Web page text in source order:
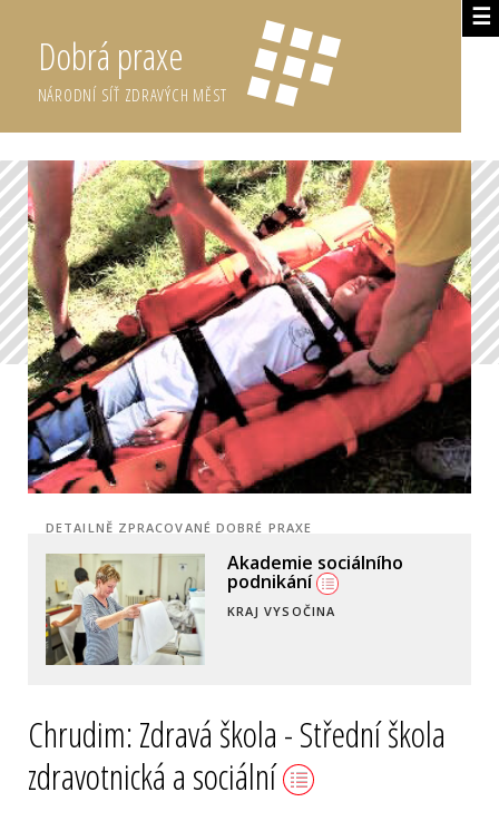
☰
Dobrá praxe
NÁRODNÍ SÍŤ ZDRAVÝCH MĚST
DETAILNĚ ZPRACOVANÉ DOBRÉ PRAXE
Akademie sociálního
podnikání
KRAJ VYSOČINA
Přeměna brownfieldu na
podnikatelské a kulturní
centrum
Chrudim: Zdravá škola - Střední škola
zdravotnická a sociální